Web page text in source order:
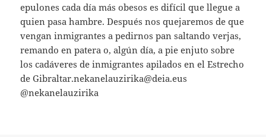
epulones cada día más obesos es difícil que llegue a
quien pasa hambre. Después nos quejaremos de que
vengan inmigrantes a pedirnos pan saltando verjas,
remando en patera o, algún día, a pie enjuto sobre
los cadáveres de inmigrantes apilados en el Estrecho
de Gibraltar.nekanelauzirika@deia.eus
@nekanelauzirika